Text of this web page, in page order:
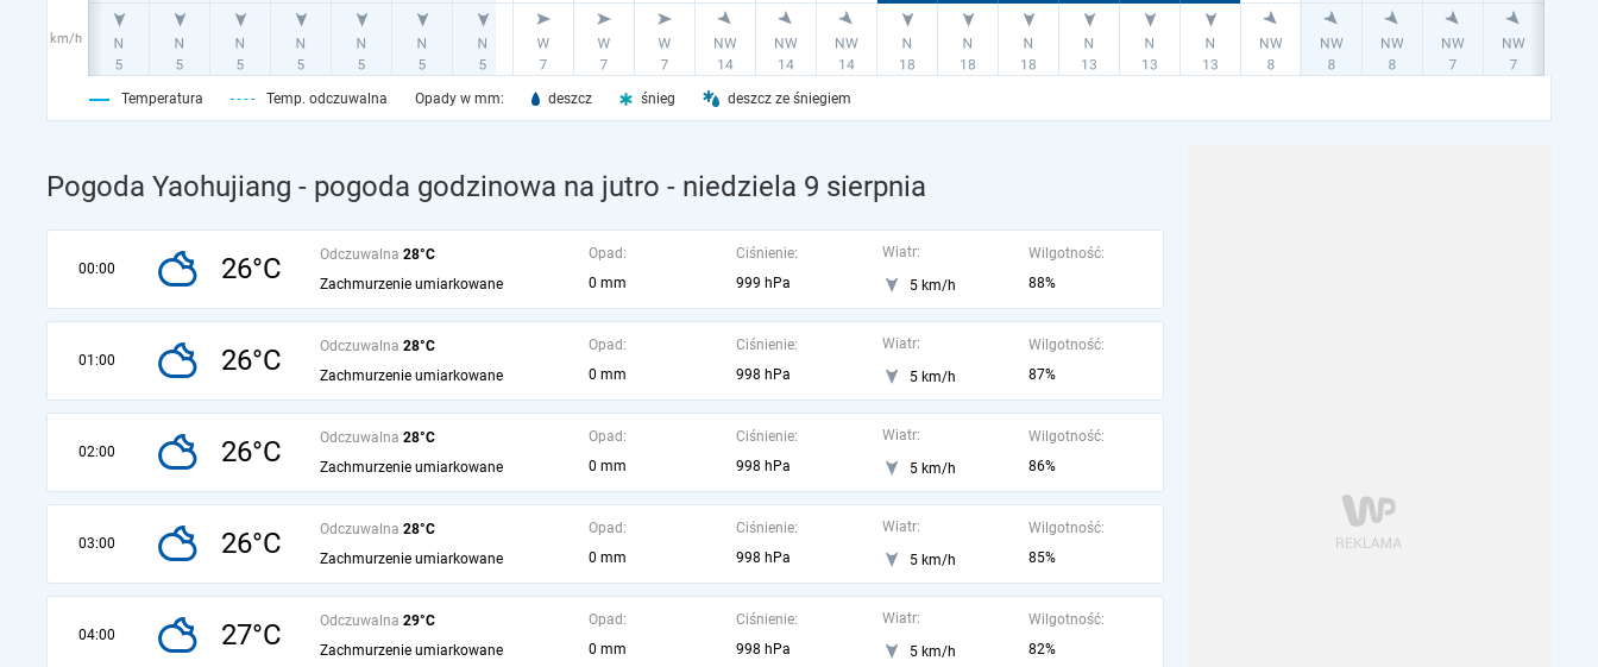
km/h
Temperatura Temp. odczuwalna Opady w mm: deszcz śnieg deszcz ze śniegiem
Pogoda Yaohujiang - pogoda godzinowa na jutro - niedziela 9 sierpnia
00:00 26°C Odczuwalna 28°C
Zachmurzenie umiarkowane
Opad:
0 mm
Ciśnienie:
999 hPa
Wiatr:
5 km/h
Wilgotność:
88%
01:00 26°C Odczuwalna 28°C
Zachmurzenie umiarkowane
Opad:
0 mm
Ciśnienie:
998 hPa
Wiatr:
5 km/h
Wilgotność:
87%
02:00 26°C Odczuwalna 28°C
Zachmurzenie umiarkowane
Opad:
0 mm
Ciśnienie:
998 hPa
Wiatr:
5 km/h
Wilgotność:
86%
03:00 26°C Odczuwalna 28°C
Zachmurzenie umiarkowane
Opad:
0 mm
Ciśnienie:
998 hPa
Wiatr:
5 km/h
Wilgotność:
85%
04:00 27°C Odczuwalna 29°C
Zachmurzenie umiarkowane
Opad:
0 mm
Ciśnienie:
998 hPa
Wiatr:
5 km/h
Wilgotność:
82%